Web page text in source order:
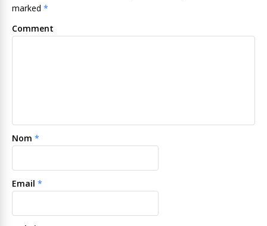
marked *
Comment
Nom *
Email *